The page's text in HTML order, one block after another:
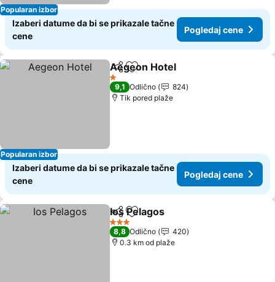
Popularan izbor
Izaberi datume da bi se prikazale tačne
cene
Pogledaj cene
Popularan izbor
Deli Dodati u favorite
Aegeon Hotel
1 Zvezdice
9,1 Odlično
824
Tik pored plaže
Izaberi datume da bi se prikazale tačne
cene
Pogledaj cene
Deli Dodati u favorite
Ios Pelagos
3 Zvezdice
8,8 Odlično
420
0.3 km od plaže